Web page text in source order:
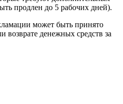
продлен до 5 рабочих дней).
может быть принято
возврате денежных средств за